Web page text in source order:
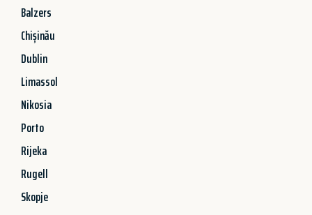
Balzers
Chișinău
Dublin
Limassol
Nikosia
Porto
Rijeka
Rugell
Skopje